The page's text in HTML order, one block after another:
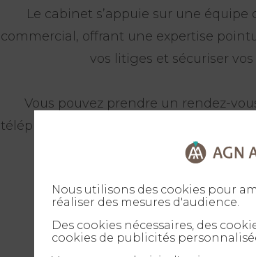
Le cabinet s’appuie sur une
commercial, offrant une expertise
vos litiges et sécuriser
Vous pouvez prendre un rendez-
téléphone. Nous vous répondons
est facturé
Nous utilisons des cookies pour
réaliser des mesures d'audience.
Des cookies nécessaires, des
cookies de publicités